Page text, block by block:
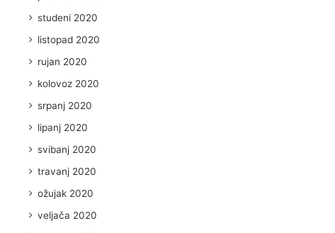
studeni 2020
listopad 2020
rujan 2020
kolovoz 2020
srpanj 2020
lipanj 2020
svibanj 2020
travanj 2020
ožujak 2020
veljača 2020